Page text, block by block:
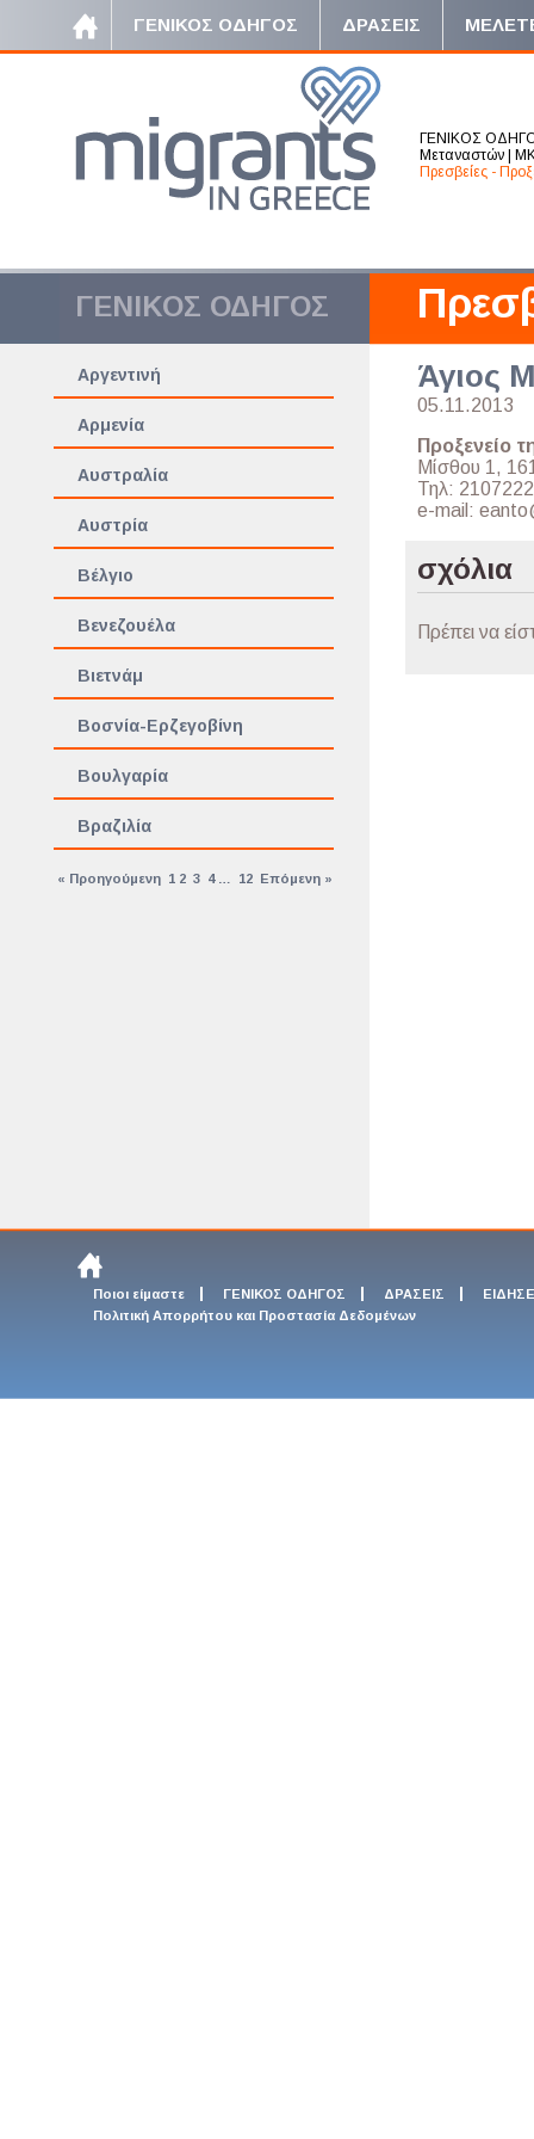
ΓΕΝΙΚΟΣ ΟΔΗΓΟΣ ΔΡΑΣΕΙΣ
ΓΕΝΙΚΟΣ
Μεταναστών
Πρεσβείες -
ΓΕΝΙΚΟΣ ΟΔΗΓΟΣ
Αργεντινή
Αρμενία
Αυστραλία
Αυστρία
Βέλγιο
Βενεζουέλα
Βιετνάμ
Βοσνία-Ερζεγοβίνη
Βουλγαρία
Βραζιλία
« Προηγούμενη 1 2 3 4 12 Επόμενη »
Άγιος
05.11.2013
Προξενείο
Μίσθου 1,
Τηλ:
e-mail:
σχόλια
Πρέπει να
Ποιοι είμαστε ΓΕΝΙΚΟΣ ΟΔΗΓΟΣ ΔΡΑΣΕΙΣ
Πολιτική Απορρήτου και Προστασία Δεδομένων